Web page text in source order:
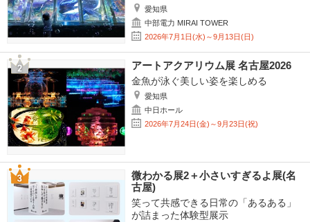
愛知県
中部電力 MIRAI TOWER
2026年7月1日(水)～9月13日(日)
アートアクアリウム展 名古屋2026
金魚が泳ぐ美しい姿を楽しめる
愛知県
中日ホール
2026年7月24日(金)～9月23日(祝)
微わかる展2＋小さいすぎるよ展(名
古屋)
笑って共感できる日常の「あるある」
が詰まった体験型展示